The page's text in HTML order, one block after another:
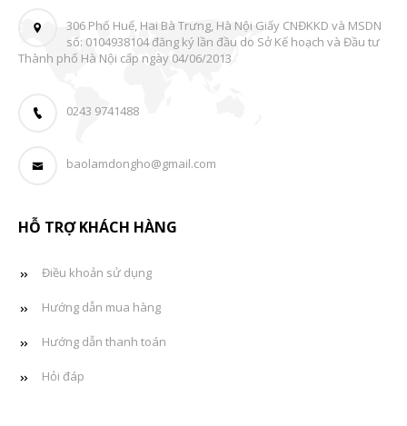
306 Phố Huế, Hai Bà Trưng, Hà Nội Giấy CNĐKKD và MSDN
số: 0104938104 đăng ký lần đầu do Sở Kế hoạch và Đầu tư
Thành phố Hà Nội cấp ngày 04/06/2013
0243 9741488
baolamdongho@gmail.com
HỖ TRỢ KHÁCH HÀNG
Điều khoản sử dụng
Hướng dẫn mua hàng
Hướng dẫn thanh toán
Hỏi đáp